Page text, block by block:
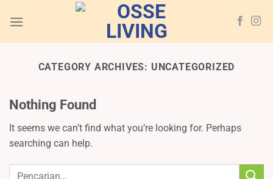
CATEGORY ARCHIVES: UNCATEGORIZED
Nothing Found
It seems we can’t find what you’re looking for. Perhaps
searching can help.